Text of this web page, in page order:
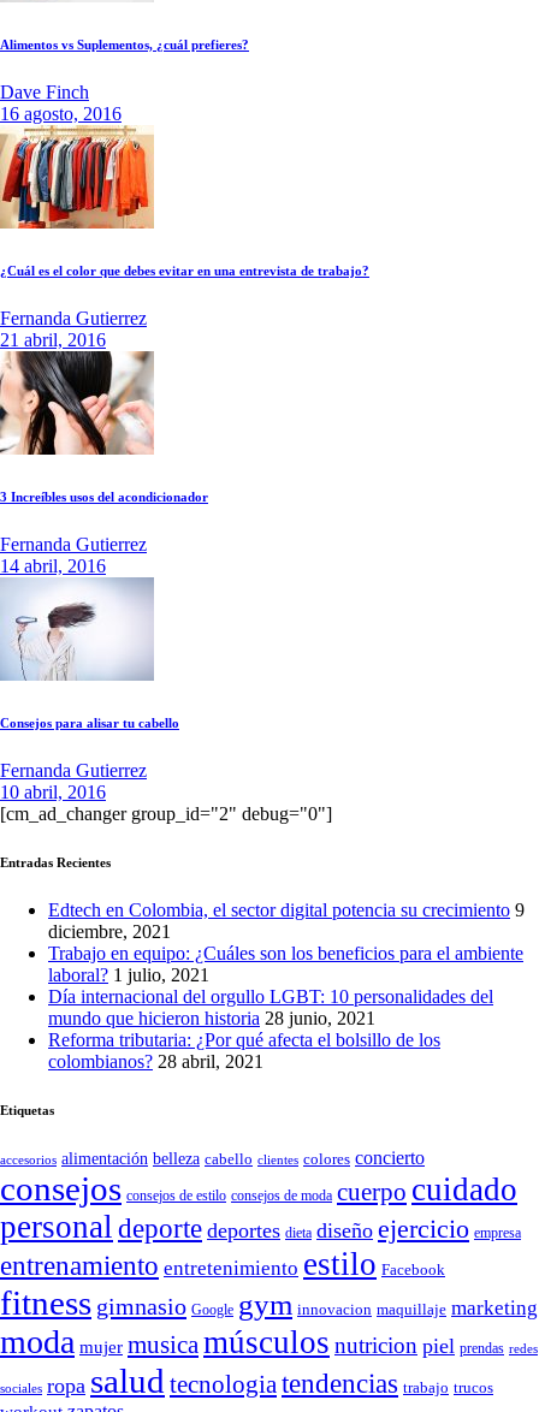
Alimentos vs Suplementos, ¿cuál prefieres?
Dave Finch
16 agosto, 2016
¿Cuál es el color que debes evitar en una entrevista de trabajo?
Fernanda Gutierrez
21 abril, 2016
3 Increíbles usos del acondicionador
Fernanda Gutierrez
14 abril, 2016
Consejos para alisar tu cabello
Fernanda Gutierrez
10 abril, 2016
[cm_ad_changer group_id="2" debug="0"]
Entradas Recientes
Edtech en Colombia, el sector digital potencia su crecimiento 9
diciembre, 2021
Trabajo en equipo: ¿Cuáles son los beneficios para el ambiente
laboral? 1 julio, 2021
Día internacional del orgullo LGBT: 10 personalidades del
mundo que hicieron historia 28 junio, 2021
Reforma tributaria: ¿Por qué afecta el bolsillo de los
colombianos? 28 abril, 2021
Etiquetas
accesorios alimentación belleza cabello clientes colores concierto
consejos consejos de estilo consejos de moda cuerpo cuidado
personal deporte deportes dieta diseño ejercicio empresa
entrenamiento entretenimiento estilo Facebook
fitness gimnasio Google gym innovacion maquillaje marketing
moda mujer musica músculos nutricion piel prendas redes
sociales ropa salud tecnologia tendencias trabajo trucos